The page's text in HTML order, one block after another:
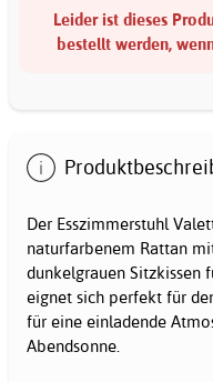
Leider ist dieses
bestellt werden,
Der Esszimmerstuhl
naturfarbenem Rattan
dunkelgrauen Sitzkissen
eignet sich perfekt für
für eine einladende
Abendsonne.